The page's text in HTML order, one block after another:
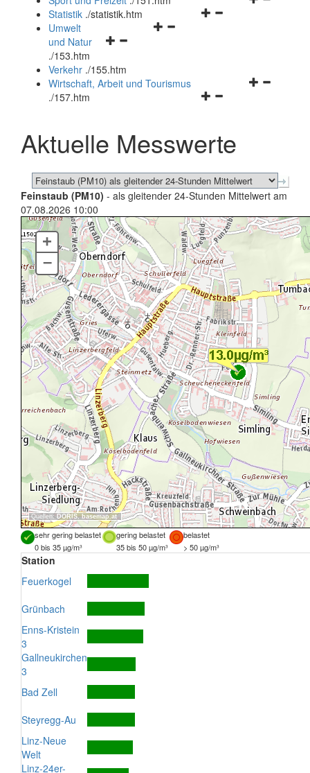
Navigationsmenü
Navigationsmenü
Statistik ./statistik.htm
Navigationsmenü
und
schließen
Umwelt
und Natur
./153.htm
Verkehr ./155.htm
Navigationsmenü
schließen
Wirtschaft, Arbeit und Tourismus
./157.htm
Aktuelle Messwerte
Feinstaub (PM10) - als gleitender 24-Stunden Mittelwert am
07.08.2026 10:00
Quellen: DORIS, basemap.at
+
–
sehr gering belastet gering belastet
belastet
0 bis 35 µg/m³
35 bis 50 µg/m³ > 50 µg/m³
Station
Feuerkogel
Grünbach
Enns-Kristein
3
Gallneukirchen
3
Bad Zell
Steyregg-Au
Linz-Neue
Welt
Linz-24er-